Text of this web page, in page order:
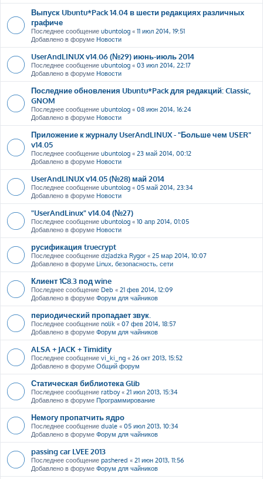
Выпуск Ubuntu*Pack 14.04 в шести редакциях различных
графиче
Последнее сообщение ubuntolog « 11 июл 2014, 19:51
Добавлено в форуме Новости
UserAndLINUX v14.06 (№29) июнь-июль 2014
Последнее сообщение ubuntolog « 03 июл 2014, 22:17
Добавлено в форуме Новости
Последние обновления Ubuntu*Pack для редакций: Classic,
GNOM
Последнее сообщение ubuntolog « 08 июн 2014, 16:24
Добавлено в форуме Новости
Приложение к журналу UserAndLINUX - "Больше чем USER"
v14.05
Последнее сообщение ubuntolog « 23 май 2014, 00:12
Добавлено в форуме Новости
UserAndLINUX v14.05 (№28) май 2014
Последнее сообщение ubuntolog « 05 май 2014, 23:34
Добавлено в форуме Новости
"UserAndLinux" v14.04 (№27)
Последнее сообщение ubuntolog « 10 апр 2014, 01:05
Добавлено в форуме Новости
русификация truecrypt
Последнее сообщение dzJadzka Rygor « 25 мар 2014, 10:07
Добавлено в форуме Linux, безопасность, сети
Клиент 1С8.3 под wine
Последнее сообщение Deb « 21 фев 2014, 12:09
Добавлено в форуме Форум для чайников
периодический пропадает звук.
Последнее сообщение nolik « 07 фев 2014, 18:57
Добавлено в форуме Форум для чайников
ALSA + JACK + Timidity
Последнее сообщение vi_ki_ng « 26 окт 2013, 15:52
Добавлено в форуме Общий форум
Статическая библиотека Glib
Последнее сообщение ratboy« 21 июл 2013, 15:34
Добавлено в форуме Программирование
Немогу пропатчить ядро
Последнее сообщение duale « 05 июл 2013, 10:34
Добавлено в форуме Форум для чайников
passing car LVEE 2013
Последнее сообщение pashered « 21 июн 2013, 11:56
Добавлено в форуме Форум для чайников